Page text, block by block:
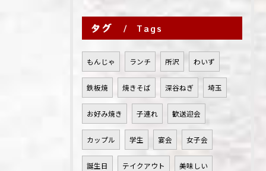
タグ Tags
もんじゃ ランチ 所沢 わいず
鉄板焼 焼きそば 深谷ねぎ 埼玉
お好み焼き 子連れ 歓送迎会
カップル 学生 宴会 女子会
誕生日 テイクアウト 美味しい